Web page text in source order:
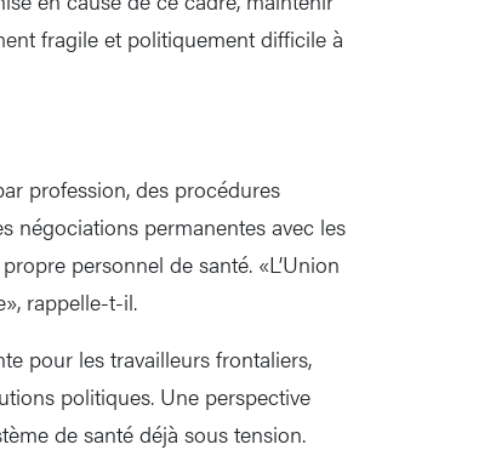
fragile et politiquement difficile à
profession, des procédures
négociations permanentes avec les
personnel de santé. «L’Union
rappelle-t-il.
pour les travailleurs frontaliers,
politiques. Une perspective
de santé déjà sous tension.